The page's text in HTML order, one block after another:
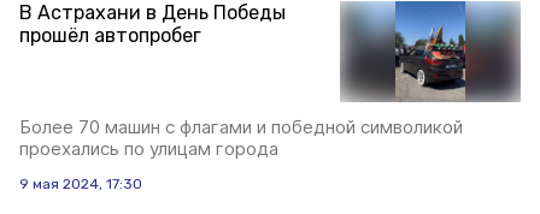
В Астрахани в День Победы
прошёл автопробег
Более 70 машин с флагами и победной символикой
проехались по улицам города
9 мая 2024, 17:30